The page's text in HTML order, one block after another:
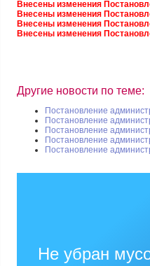
Внесены изменения
Внесены изменения
Внесены изменения
Внесены изменения
Другие новости по теме:
Постановление
Постановление
Постановление
Постановление
Постановление
Не убран